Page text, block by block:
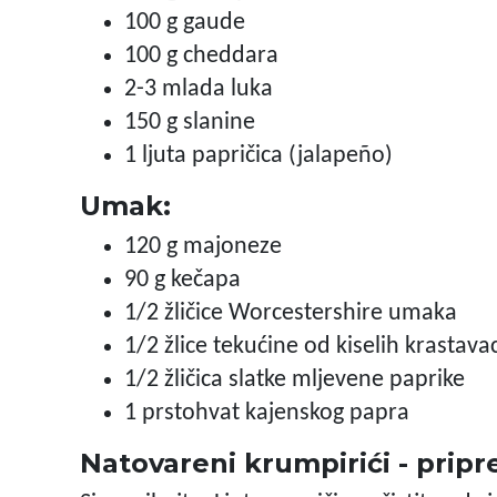
100 g gaude
100 g cheddara
2-3 mlada luka
150 g slanine
1 ljuta papričica (jalapeño)
Umak:
120 g majoneze
90 g kečapa
1/2 žličice Worcestershire umaka
1/2 žlice tekućine od kiselih
1/2 žličica slatke mljevene paprike
1 prstohvat kajenskog papra
Natovareni krumpirići -